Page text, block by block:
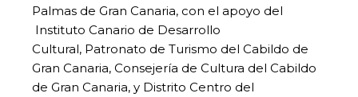
Palmas de Gran Canaria, con el apoyo del
Instituto Canario de Desarrollo
Cultural, Patronato de Turismo del Cabildo de
Gran Canaria, Consejería de Cultura del Cabildo
de Gran Canaria, y Distrito Centro del